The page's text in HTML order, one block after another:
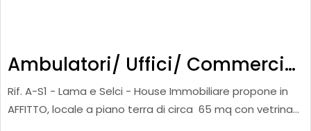
Ambulatori/ Uffici/ Commerciale
Rif. A-S1 - Lama e Selci - House Immobiliare propone in
AFFITTO, locale a piano terra di circa 65 mq con vetrina